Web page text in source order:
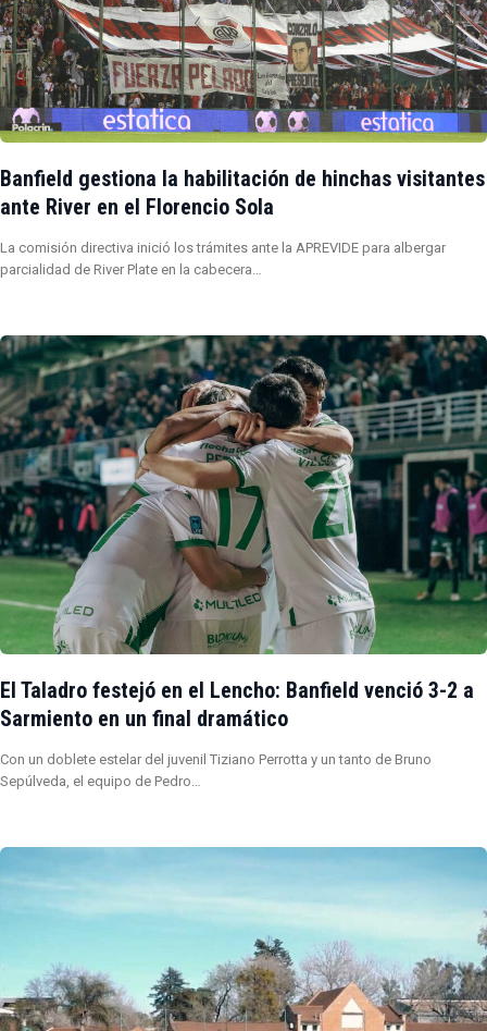
Banfield gestiona la habilitación de hinchas visitantes
ante River en el Florencio Sola
La comisión directiva inició los trámites ante la APREVIDE para albergar
parcialidad de River Plate en la cabecera…
El Taladro festejó en el Lencho: Banfield venció 3-2 a
Sarmiento en un final dramático
Con un doblete estelar del juvenil Tiziano Perrotta y un tanto de Bruno
Sepúlveda, el equipo de Pedro…